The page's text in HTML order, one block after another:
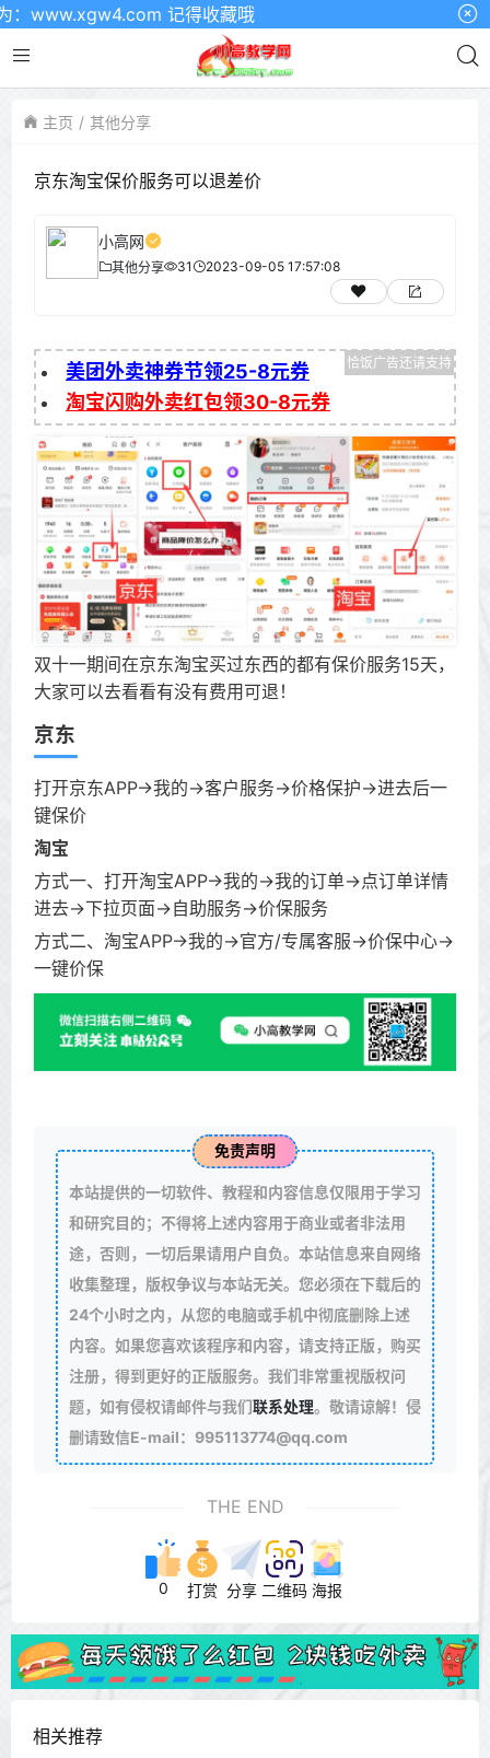
记得收藏哦
主页 其他分享
京东淘宝保价服务可以退差价
小高网
其他分享 31 2023-09-05 17:57:08
美团外卖神券节领25-8元券
淘宝闪购外卖红包领30-8元券
双十一期间在京东淘宝买过东西的都有保价服务15天，
大家可以去看看有没有费用可退！
京东
打开京东APP->我的->客户服务->价格保护->进去后一
键保价
淘宝
方式一、打开淘宝APP->我的->我的订单->点订单详情
进去->下拉页面->自助服务->价保服务
方式二、淘宝APP->我的->官方/专属客服->价保中心->
一键价保
免责声明
本站提供的一切软件、教程和内容信息仅限用于学习
和研究目的；不得将上述内容用于商业或者非法用
途，否则，一切后果请用户自负。本站信息来自网络
收集整理，版权争议与本站无关。您必须在下载后的
24个小时之内，从您的电脑或手机中彻底删除上述
内容。如果您喜欢该程序和内容，请支持正版，购买
注册，得到更好的正版服务。我们非常重视版权问
题，如有侵权请邮件与我们联系处理。敬请谅解！侵
删请致信E-mail：995113774@qq.com
THE END
0 打赏 分享 二维码 海报
相关推荐